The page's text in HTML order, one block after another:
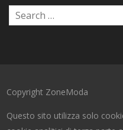
Copyright ZoneModa
Questo sito utilizza solo